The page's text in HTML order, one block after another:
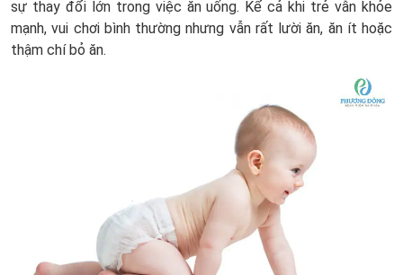
sự thay đổi lớn trong việc ăn uống. Kể cả khi trẻ vẫn khỏe
mạnh, vui chơi bình thường nhưng vẫn rất lười ăn, ăn ít hoặc
thậm chí bỏ ăn.